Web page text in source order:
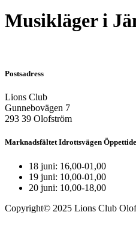
Musikläger i
Postsadress
Lions Club
Gunnebovägen 7
293 39 Olofström
Marknadsfältet Idrottsvägen
18 juni: 16,00-01,00
19 juni: 10,00-01,00
20 juni: 10,00-18,00
Copyright© 2025 Lions Club